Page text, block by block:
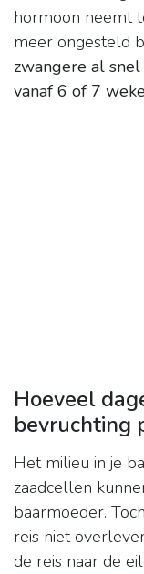
hormoon neemt
meer ongesteld
zwangere al
vanaf 6 of 7
Hoeveel
bevruchting
Het milieu in je
zaadcellen
baarmoeder.
reis niet
de reis naar de